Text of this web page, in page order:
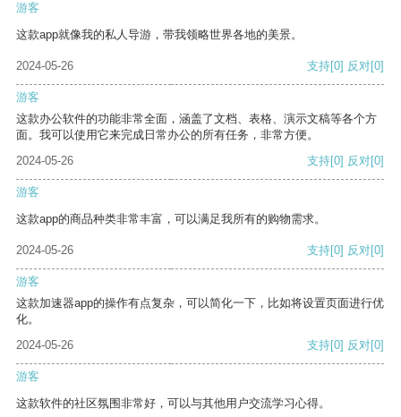
游客
这款app就像我的私人导游，带我领略世界各地的美景。
2024-05-26 支持[0] 反对[0]
游客
这款办公软件的功能非常全面，涵盖了文档、表格、演示文稿等各个方
面。我可以使用它来完成日常办公的所有任务，非常方便。
2024-05-26
支持[0] 反对[0]
游客
这款app的商品种类非常丰富，可以满足我所有的购物需求。
2024-05-26 支持[0] 反对[0]
游客
这款加速器app的操作有点复杂，可以简化一下，比如将设置页面进行优
化。
2024-05-26
支持[0] 反对[0]
游客
这款软件的社区氛围非常好，可以与其他用户交流学习心得。